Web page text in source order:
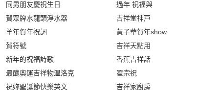
同男朋友慶祝生日
賀眾牌水龍頭淨水器
羊年賀年祝詞
賀符號
新年的祝福詩歌
最醜奧運吉祥物溫洛克
祝妳聖誕節快樂英文
過年 祝福與
吉祥堂神戸
黃子華賀年show
吉祥天點用
香蕉吉祥話
翟宗祝
吉祥家廚房